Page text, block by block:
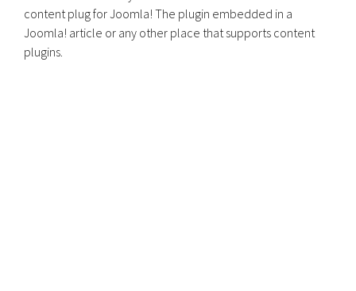
content plug for Joomla! The plugin embedded in a
Joomla! article or any other place that supports content
plugins.